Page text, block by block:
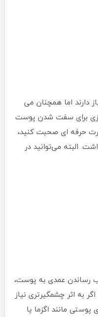
دارند اما همچنان می
چیزی برای سفت شدن پوست
حرفه ای صحبت کنید،
البته می‌توانید در
رساندن عمدی به پوست،
به اثر چشمگیرتری نیاز
پوستی مانند اگزما یا